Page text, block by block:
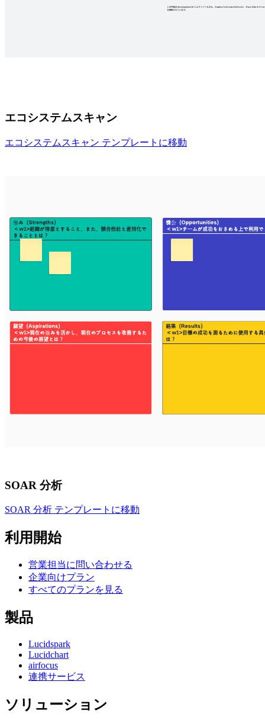
エコシステムスキャン
エコシステムスキャン テンプレートに移動
SOAR 分析
SOAR 分析 テンプレートに移動
利用開始
営業担当に問い合わせる
企業向けプラン
すべてのプランを見る
製品
Lucidspark
Lucidchart
airfocus
連携サービス
ソリューション